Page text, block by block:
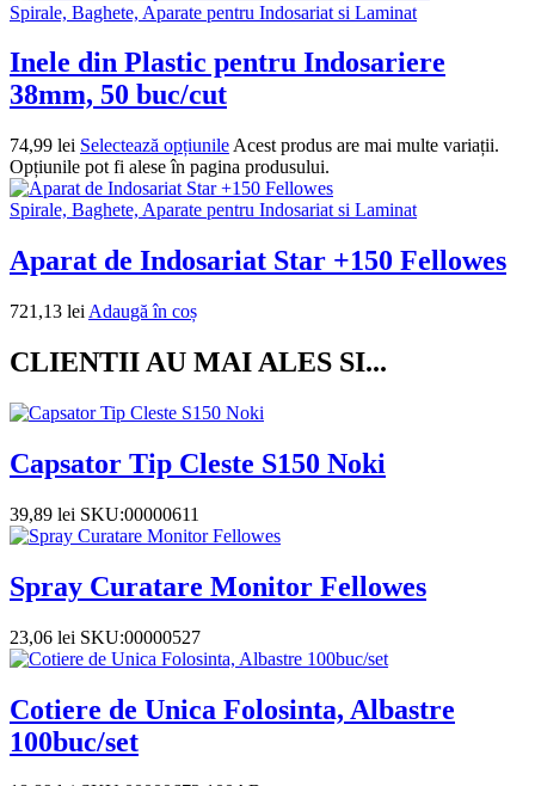
Spirale, Baghete, Aparate pentru Indosariat si Laminat
Inele din Plastic pentru Indosariere
38mm, 50 buc/cut
74,99 lei Selectează opțiunile Acest produs are mai multe variații.
Opțiunile pot fi alese în pagina produsului.
Spirale, Baghete, Aparate pentru Indosariat si Laminat
Aparat de Indosariat Star +150 Fellowes
721,13 lei Adaugă în coș
CLIENTII AU MAI ALES SI...
Capsator Tip Cleste S150 Noki
39,89 lei SKU:00000611
Spray Curatare Monitor Fellowes
23,06 lei SKU:00000527
Cotiere de Unica Folosinta, Albastre
100buc/set